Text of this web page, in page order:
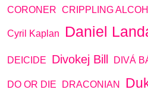
CORONER CRIPPLING
Cyril Kaplan Daniel
DEICIDE Divokej Bill DIVÁ
DO OR DIE DRACONIAN